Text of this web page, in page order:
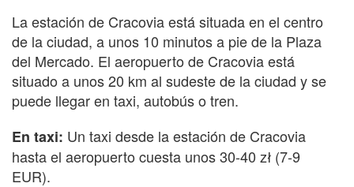
La estación de Cracovia está situada en el centro
de la ciudad, a unos 10 minutos a pie de la Plaza
del Mercado. El aeropuerto de Cracovia está
situado a unos 20 km al sudeste de la ciudad y se
puede llegar en taxi, autobús o tren.
En taxi: Un taxi desde la estación de Cracovia
hasta el aeropuerto cuesta unos 30-40 zł (7-9
EUR).